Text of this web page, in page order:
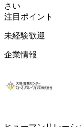
さい
注目ポイント
未経験歓迎
企業情報